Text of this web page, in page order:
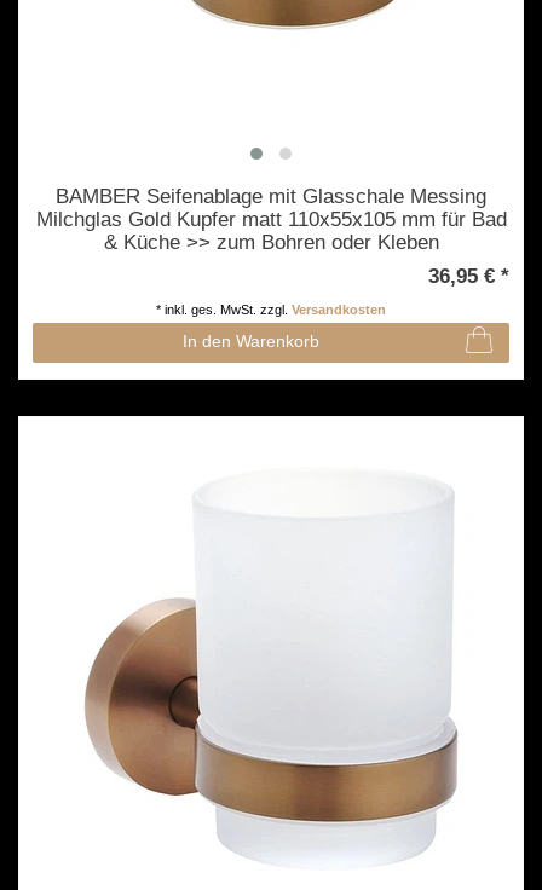
BAMBER Seifenablage mit Glasschale Messing
Milchglas Gold Kupfer matt 110x55x105 mm für Bad
& Küche >> zum Bohren oder Kleben
36,95 € *
In den Warenkorb
* inkl. ges. MwSt. zzgl. Versandkosten